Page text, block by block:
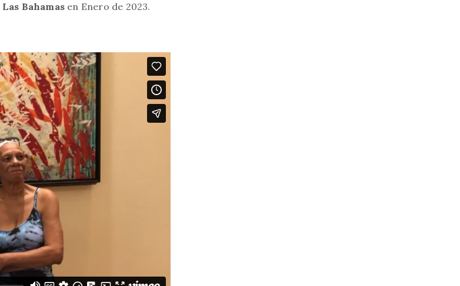
Las Bahamas en Enero de 2023.